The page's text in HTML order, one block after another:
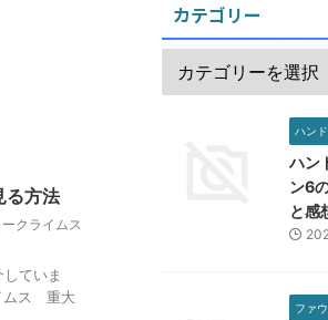
る方法
ークライムス
ていま
ムス 重大
カテゴリー
ハン
ハン
ン6
と感
ファ